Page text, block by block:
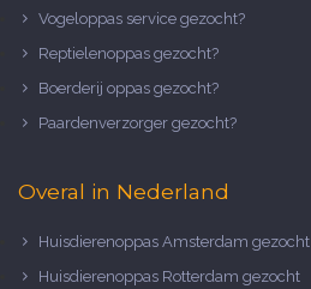
Vogeloppas service gezocht?
Reptielenoppas gezocht?
Boerderij oppas gezocht?
Paardenverzorger gezocht?
Overal in Nederland
Huisdierenoppas Amsterdam gezocht
Huisdierenoppas Rotterdam gezocht